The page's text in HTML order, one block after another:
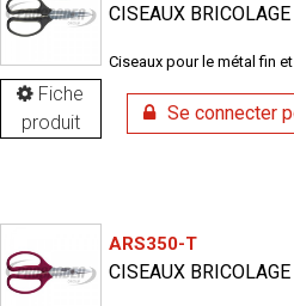
Fiche
produit
CISEAUX
Ciseaux pour le métal fin
Se connecter
ARS350-T
CISEAUX